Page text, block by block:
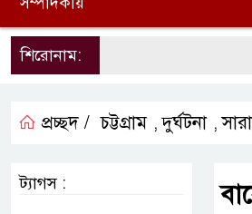
শিরোনাম:
প্রচ্ছদ / চট্টগ্রাম ,দুর্ঘটনা ,
ট্যাগস :